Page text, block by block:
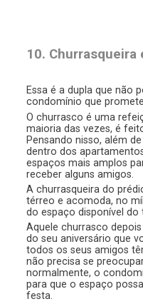
10.
Essa é a dupla que não
condomínio que
O churrasco é uma
maioria das vezes, é
Pensando nisso, além
dentro dos
espaços mais amplos
receber alguns amigos.
A churrasqueira do
térreo e acomoda, no
do espaço disponível do
Aquele churrasco
do seu aniversário que
todos os seus amigos
não precisa se
normalmente, o
para que o espaço
festa.